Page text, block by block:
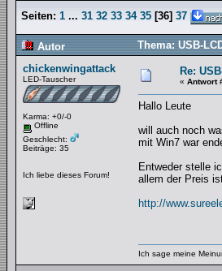
Seiten: 1 ... 31 32 33 34 35 [36] 37
Autor
Thema: USB-
chickenwingattack
LED-Tauscher
Karma: +0/-0
Offline
Geschlecht:
Beiträge: 35
Ich liebe dieses Forum!
Re:
« Antwort
Hallo Leute
will auch noch
mit Win7 war
Entweder stelle
allem der Preis
http://
Ich sage meine